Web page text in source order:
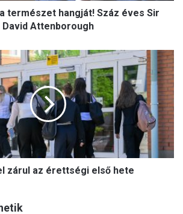
természet hangját! Száz éves Sir
David Attenborough
zárul az érettségi első hete